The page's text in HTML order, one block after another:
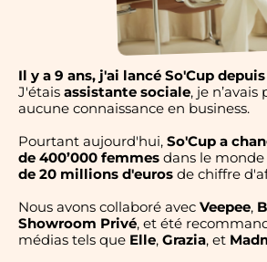
Il y a 9 ans, j'ai lancé So'Cup
J'étais assistante sociale, je
aucune connaissance en business.
Pourtant aujourd'hui, So'Cup a
de 400’000 femmes dans le
de 20 millions d'euros de chiffre
Nous avons collaboré avec Veepee,
Showroom Privé, et été
médias tels que Elle, Grazia, et